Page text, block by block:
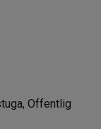
Offentlig